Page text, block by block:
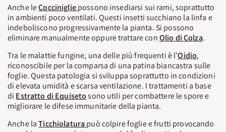
Anche leCoccinigliepossono insediarsi sui rami, soprattutto
in ambienti poco ventilati. Questi insetti succhiano la linfa e
indeboliscono progressivamente la pianta. Si possono
eliminare manualmente oppure trattare conOlio di Colza.
Tra le malattie fungine, una delle più frequenti è l’Oidio,
riconoscibile per la comparsa di una patina biancastra sulle
foglie. Questa patologia si sviluppa soprattutto in condizioni
di elevata umidità e scarsa ventilazione. I trattamenti a base
di Estratto di Equisetosono utili per combattere le spore e
migliorare le difese immunitarie della pianta.
Anche laTicchiolatura può colpire foglie e frutti provocando